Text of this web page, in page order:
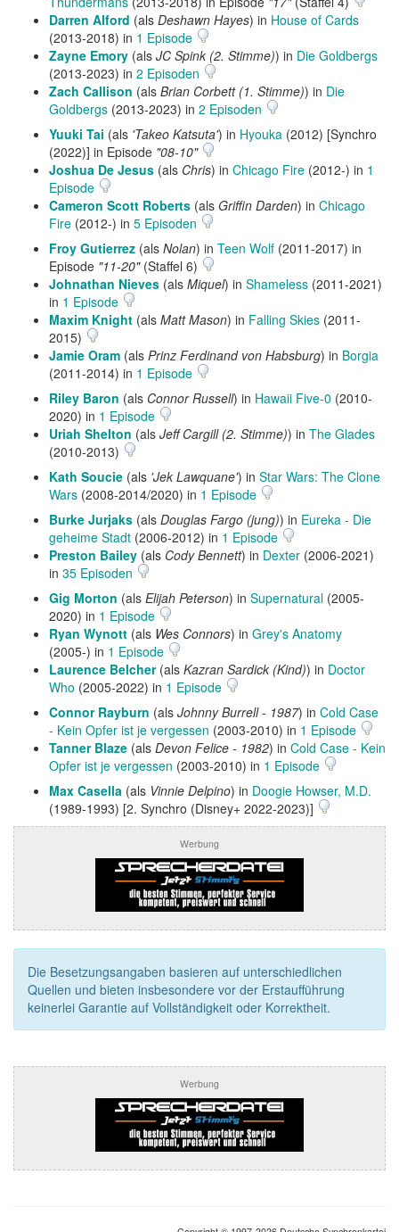
Darren Alford (als Deshawn Hayes) in House of Cards
(2013-2018) in 1 Episode
Zayne Emory (als JC Spink (2. Stimme)) in Die Goldbergs
(2013-2023) in 2 Episoden
Zach Callison (als Brian Corbett (1. Stimme)) in Die
Goldbergs (2013-2023) in 2 Episoden
Yuuki Tai (als 'Takeo Katsuta') in Hyouka (2012) [Synchro
(2022)] in Episode "08-10"
Joshua De Jesus (als Chris) in Chicago Fire (2012-) in 1
Episode
Cameron Scott Roberts (als Griffin Darden) in Chicago
Fire (2012-) in 5 Episoden
Froy Gutierrez (als Nolan) in Teen Wolf (2011-2017) in
Episode "11-20"(Staffel 6)
Johnathan Nieves (als Miquel) in Shameless (2011-2021)
in 1 Episode
Maxim Knight (als Matt Mason) in Falling Skies (2011-
2015)
Jamie Oram (als Prinz Ferdinand von Habsburg) in Borgia
(2011-2014) in 1 Episode
Riley Baron (als Connor Russell) in Hawaii Five-0 (2010-
2020) in 1 Episode
Uriah Shelton (als Jeff Cargill (2. Stimme)) in The Glades
(2010-2013)
Kath Soucie (als 'Jek Lawquane') in Star Wars: The Clone
Wars (2008-2014/2020) in 1 Episode
Burke Jurjaks (als Douglas Fargo (jung)) in Eureka - Die
geheime Stadt (2006-2012) in 1 Episode
Preston Bailey (als Cody Bennett) in Dexter (2006-2021)
in 35 Episoden
Gig Morton (als Elijah Peterson) in Supernatural (2005-
2020) in 1 Episode
Ryan Wynott (als Wes Connors) in Grey's Anatomy
(2005-) in 1 Episode
Laurence Belcher(als Kazran Sardick (Kind)) in Doctor
Who (2005-2022) in 1 Episode
Connor Rayburn (als Johnny Burrell - 1987) in Cold Case
- Kein Opfer ist je vergessen (2003-2010) in 1 Episode
Tanner Blaze (als Devon Felice - 1982) in Cold Case - Kein
Opfer ist je vergessen (2003-2010) in 1 Episode
Max Casella (als Vinnie Delpino) in Doogie Howser, M.D.
(1989-1993) [2. Synchro (Disney+ 2022-2023)]
Werbung
Die Besetzungsangaben basieren auf unterschiedlichen
Quellen und bieten insbesondere vor der Erstaufführung
keinerlei Garantie auf Vollständigkeit oder Korrektheit.
Werbung